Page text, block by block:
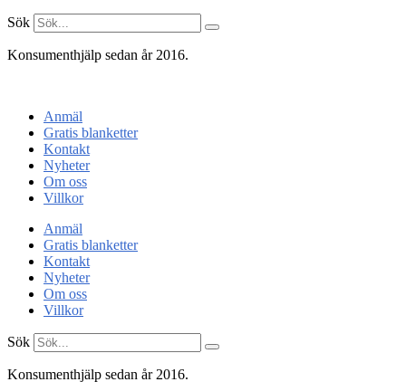
Sök
Konsumenthjälp sedan år 2016.
Anmäl
Gratis blanketter
Kontakt
Nyheter
Om oss
Villkor
Anmäl
Gratis blanketter
Kontakt
Nyheter
Om oss
Villkor
Sök
Konsumenthjälp sedan år 2016.